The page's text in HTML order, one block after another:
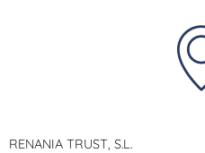
RENANIA TRUST, S.L.